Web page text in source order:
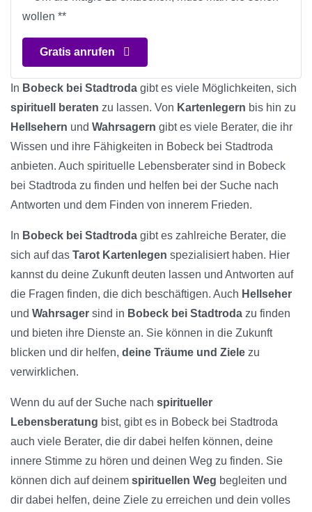
wollen **
Gratis anrufen
In Bobeck bei Stadtroda gibt es viele Möglichkeiten, sich
spirituell beraten zu lassen. Von Kartenlegern bis hin zu
Hellsehern und Wahrsagern gibt es viele Berater, die ihr
Wissen und ihre Fähigkeiten in Bobeck bei Stadtroda
anbieten. Auch spirituelle Lebensberater sind in Bobeck
bei Stadtroda zu finden und helfen bei der Suche nach
Antworten und dem Finden von innerem Frieden.
In Bobeck bei Stadtroda gibt es zahlreiche Berater, die
sich auf das Tarot Kartenlegen spezialisiert haben. Hier
kannst du deine Zukunft deuten lassen und Antworten auf
die Fragen finden, die dich beschäftigen. Auch Hellseher
und Wahrsager sind in Bobeck bei Stadtroda zu finden
und bieten ihre Dienste an. Sie können in die Zukunft
blicken und dir helfen, deine Träume und Ziele zu
verwirklichen.
Wenn du auf der Suche nach spiritueller
Lebensberatung bist, gibt es in Bobeck bei Stadtroda
auch viele Berater, die dir dabei helfen können, deine
innere Stimme zu hören und deinen Weg zu finden. Sie
können dich auf deinem spirituellen Weg begleiten und
dir dabei helfen, deine Ziele zu erreichen und dein volles